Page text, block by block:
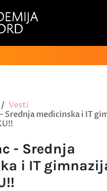
Vesti
Srednja medicinska i IT
- Srednja
i IT